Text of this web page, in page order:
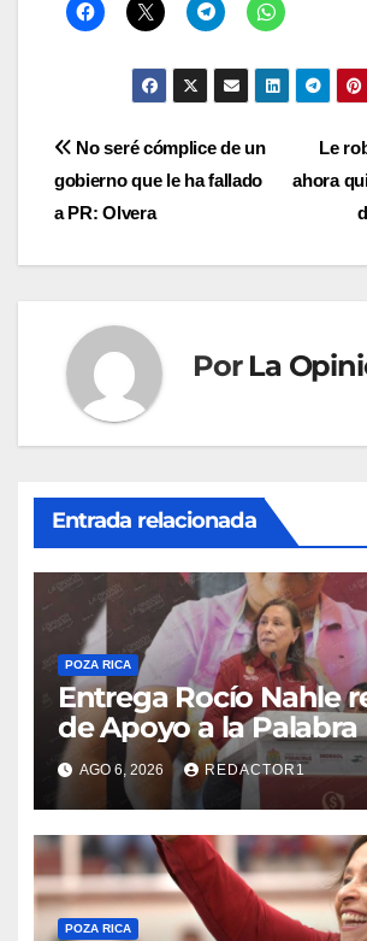
Navegación
de
entradas
Le
ahora
No seré cómplice de un
gobierno que le ha fallado
a PR: Olvera
Por La
Entrada relacionada
POZA RICA
Entrega Rocío Nahle
de Apoyo a la Palabra
AGO 6, 2026 REDACTOR1
POZA RICA